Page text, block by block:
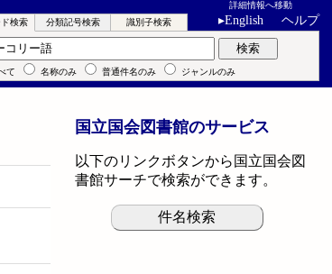
詳細情報へ移動
▸English ヘルプ
検索 分類記号検索 識別子検索
ード検索 検索
て 名称のみ 普通件名のみ ジャンルのみ
国立国会図書館のサービス
以下のリンクボタンから国立国会図
書館サーチで検索ができます。
件名検索